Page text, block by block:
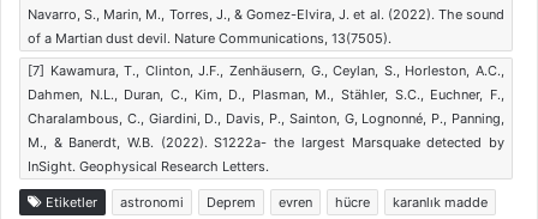
Navarro, S., Marin, M., Torres, J., & Gomez-Elvira, J. et al. (2022). The sound
of a Martian dust devil. Nature Communications, 13(7505).
[7] Kawamura, T., Clinton, J.F., Zenhäusern, G., Ceylan, S., Horleston, A.C.,
Dahmen, N.L., Duran, C., Kim, D., Plasman, M., Stähler, S.C., Euchner, F.,
Charalambous, C., Giardini, D., Davis, P., Sainton, G, Lognonné, P., Panning,
M., & Banerdt, W.B. (2022). S1222a- the largest Marsquake detected by
InSight. Geophysical Research Letters.
Etiketler astronomi Deprem evren hücre
karanlık madde